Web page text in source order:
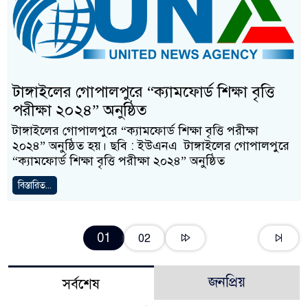
টাঙ্গাইলের গোপালপুরে “ক্যামফোর্ড শিক্ষা বৃত্তি
পরীক্ষা ২০২৪” অনুষ্ঠিত
টাঙ্গাইলের গোপালপুরে “ক্যামফোর্ড শিক্ষা বৃত্তি পরীক্ষা
২০২৪” অনুষ্ঠিত হয়। ছবি : ইউএনএ টাঙ্গাইলের গোপালপুরে
“ক্যামফোর্ড শিক্ষা বৃত্তি পরীক্ষা ২০২৪” অনুষ্ঠিত
বিস্তারিত...
01 02
সর্বশেষ জনপ্রিয়